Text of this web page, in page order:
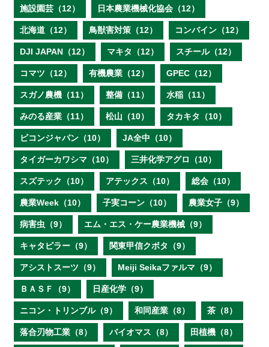
施設園芸（12） 日本農業機械化協会（12）
北海道（12） 鳥獣害対策（12） コンバイン（12）
DJI JAPAN（12） マキタ（12） スチール（12）
コマツ（12） 有機農業（12） GPEC（12）
スガノ農機（11） 整備（11） 水稲（11）
みのる産業（11） 松山（10） タカキタ（10）
ビコンジャパン（10） JA全中（10）
タイガーカワシマ（10） 三井化学アグロ（10）
スズテック（10） アテックス（10） 総会（10）
農業Week（10） 子実コーン（10） 農業女子（9）
病害虫（9） エム・エス・ケー農業機械（9）
キャタピラー（9） 関東甲信クボタ（9）
アシストスーツ（9） Meiji Seikaファルマ（9）
ＢＡＳＦ（9） 日産化学（9）
ニコン・トリンブル（9） 和同産業（8） 茶（8）
落合刃物工業（8） バイオマス（8） 田植機（8）